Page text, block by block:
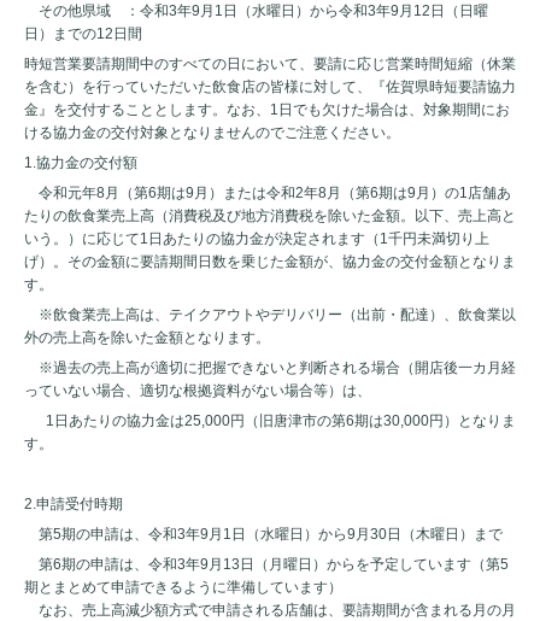
その他県域 ：令和3年9月1日（水曜日）から令和3年9月12日（日曜
日）までの12日間
時短営業要請期間中のすべての日において、要請に応じ営業時間短縮（休業
を含む）を行っていただいた飲食店の皆様に対して、『佐賀県時短要請協力
金』を交付することとします。なお、1日でも欠けた場合は、対象期間にお
ける協力金の交付対象となりませんのでご注意ください。
1.協力金の交付額
令和元年8月（第6期は9月）または令和2年8月（第6期は9月）の1店舗あ
たりの飲食業売上高（消費税及び地方消費税を除いた金額。以下、売上高と
いう。）に応じて1日あたりの協力金が決定されます（1千円未満切り上
げ）。その金額に要請期間日数を乗じた金額が、協力金の交付金額となりま
す。
※飲食業売上高は、テイクアウトやデリバリー（出前・配達）、飲食業以
外の売上高を除いた金額となります。
※過去の売上高が適切に把握できないと判断される場合（開店後一カ月経
っていない場合、適切な根拠資料がない場合等）は、
1日あたりの協力金は25,000円（旧唐津市の第6期は30,000円）となりま
す。
2.申請受付時期
第5期の申請は、令和3年9月1日（水曜日）から9月30日（木曜日）まで
第6期の申請は、令和3年9月13日（月曜日）からを予定しています（第5
期とまとめて申請できるように準備しています）
なお、売上高減少額方式で申請される店舗は、要請期間が含まれる月の月